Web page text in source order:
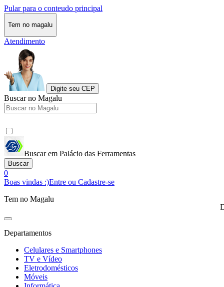
Pular para o conteudo principal
Tem no magalu
Atendimento
Digite seu CEP
Buscar no Magalu
Buscar em Palácio das Ferramentas
Buscar
0
Boas vindas :)Entre ou Cadastre-se
Tem no Magalu
Departamentos
Celulares e Smartphones
TV e Vídeo
Eletrodomésticos
Móveis